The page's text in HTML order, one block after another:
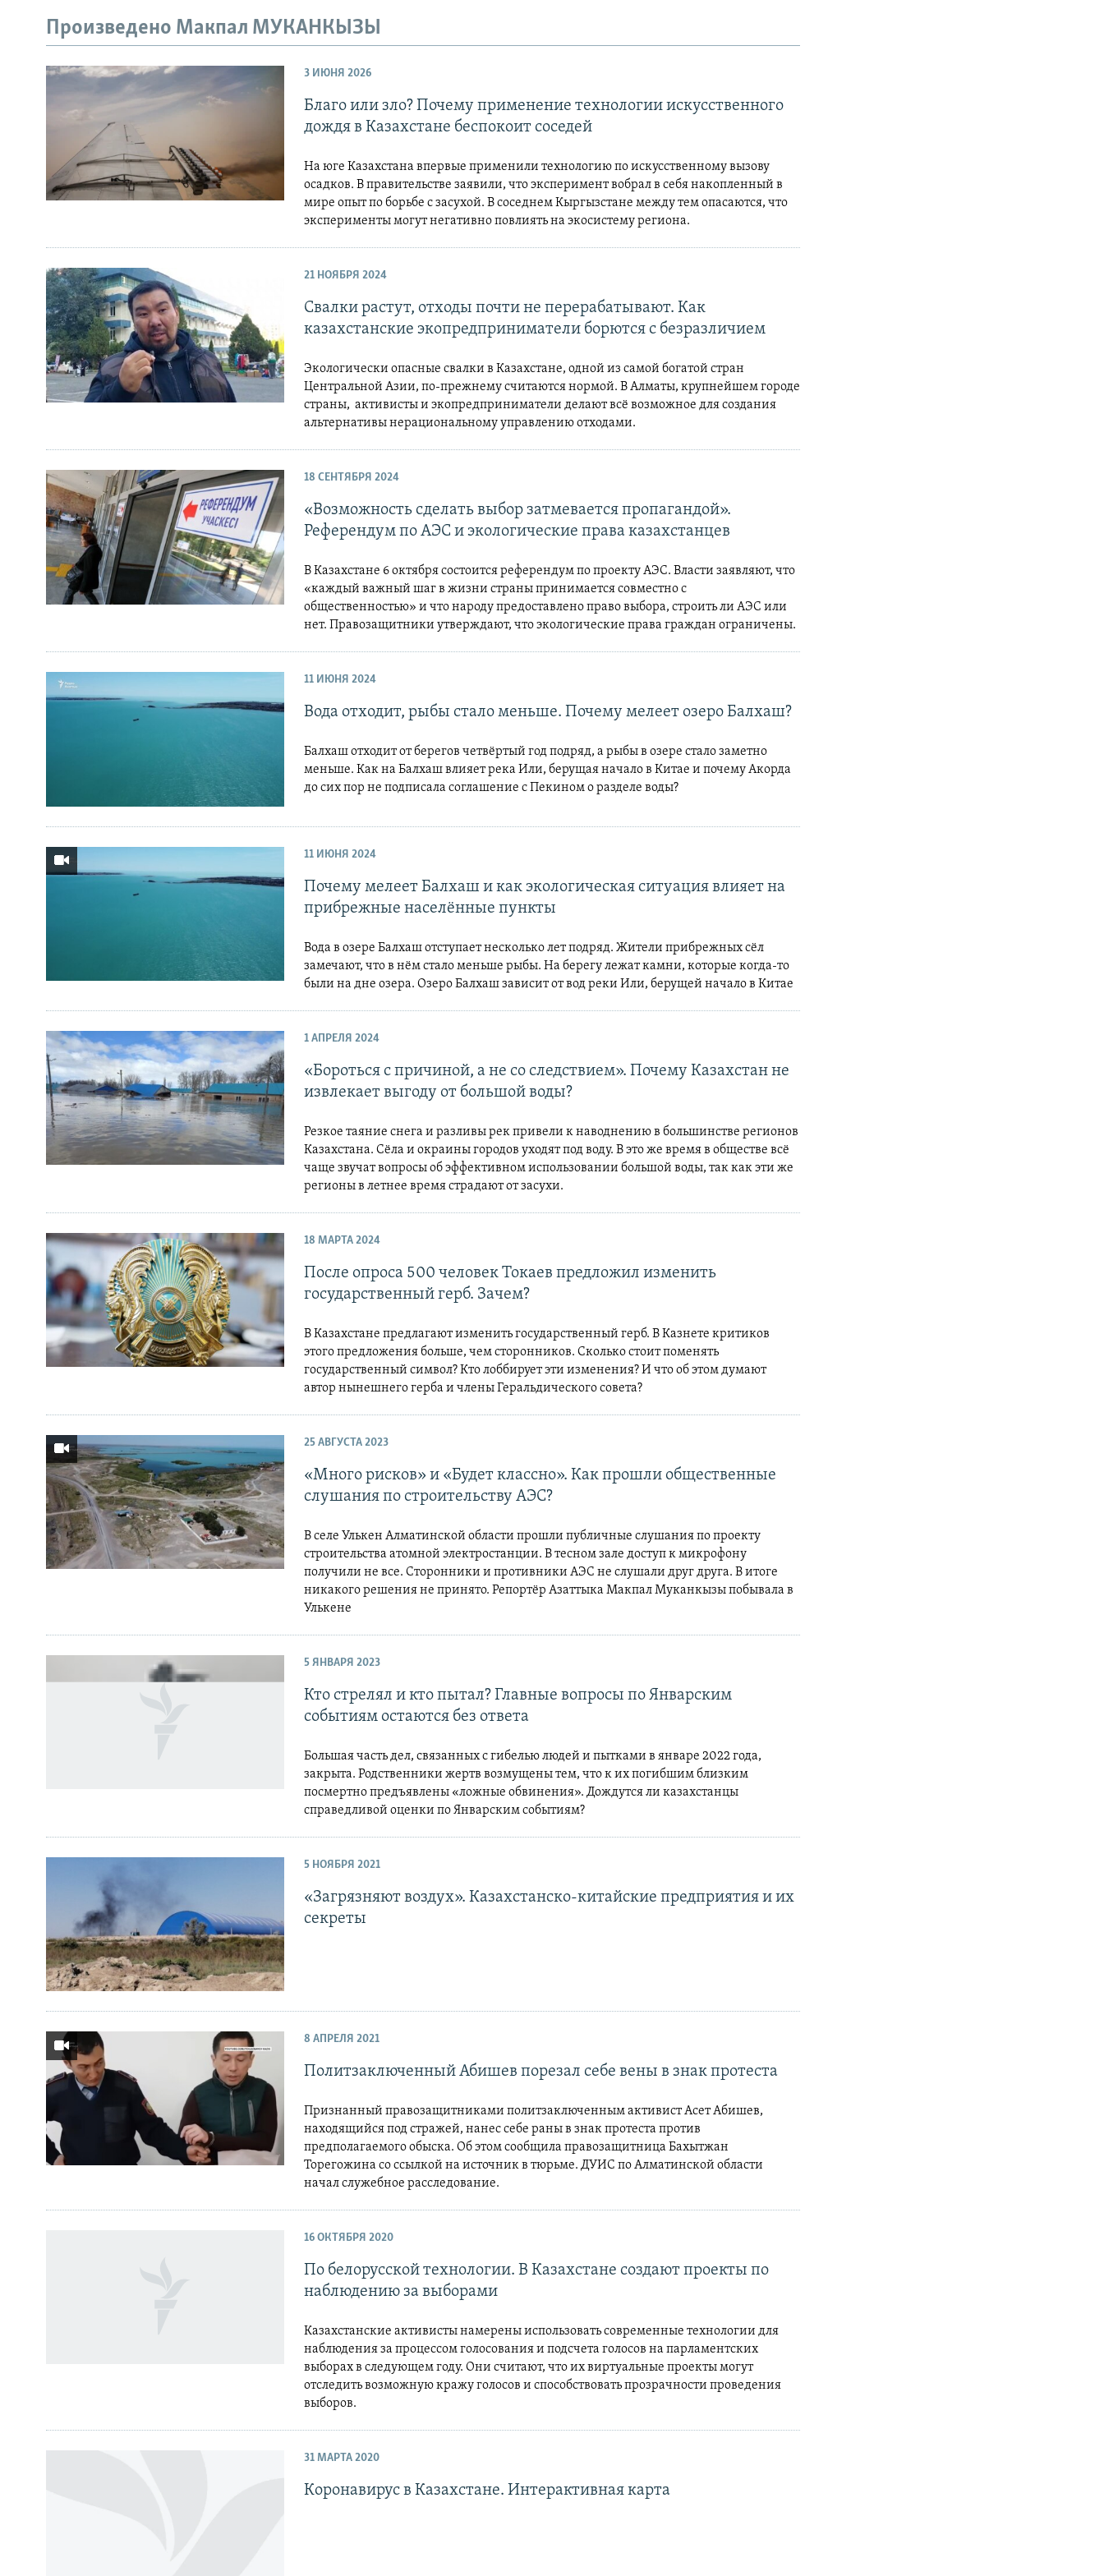
Произведено Макпал МУКАНКЫЗЫ
3 ИЮНЯ 2026
Благо или зло? Почему применение технологии искусственного
дождя в Казахстане беспокоит соседей
На юге Казахстана впервые применили технологию по искусственному вызову
осадков. В правительстве заявили, что эксперимент вобрал в себя накопленный в
мире опыт по борьбе с засухой. В соседнем Кыргызстане между тем опасаются, что
эксперименты могут негативно повлиять на экосистему региона.
21 НОЯБРЯ 2024
Свалки растут, отходы почти не перерабатывают. Как
казахстанские экопредприниматели борются с безразличием
Экологически опасные свалки в Казахстане, одной из самой богатой стран
Центральной Азии, по-прежнему считаются нормой. В Алматы, крупнейшем городе
страны, активисты и экопредприниматели делают всё возможное для создания
альтернативы нерациональному управлению отходами.
18 СЕНТЯБРЯ 2024
«Возможность сделать выбор затмевается пропагандой».
Референдум по АЭС и экологические права казахстанцев
В Казахстане 6 октября состоится референдум по проекту АЭС. Власти заявляют, что
«каждый важный шаг в жизни страны принимается совместно с
общественностью» и что народу предоставлено право выбора, строить ли АЭС или
нет. Правозащитники утверждают, что экологические права граждан ограничены.
11 ИЮНЯ 2024
Вода отходит, рыбы стало меньше. Почему мелеет озеро Балхаш?
Балхаш отходит от берегов четвёртый год подряд, а рыбы в озере стало заметно
меньше. Как на Балхаш влияет река Или, берущая начало в Китае и почему Акорда
до сих пор не подписала соглашение с Пекином о разделе воды?
11 ИЮНЯ 2024
Почему мелеет Балхаш и как экологическая ситуация влияет на
прибрежные населённые пункты
Вода в озере Балхаш отступает несколько лет подряд. Жители прибрежных сёл
замечают, что в нём стало меньше рыбы. На берегу лежат камни, которые когда-то
были на дне озера. Озеро Балхаш зависит от вод реки Или, берущей начало в Китае
1 АПРЕЛЯ 2024
«Бороться с причиной, а не со следствием». Почему Казахстан не
извлекает выгоду от большой воды?
Резкое таяние снега и разливы рек привели к наводнению в большинстве регионов
Казахстана. Сёла и окраины городов уходят под воду. В это же время в обществе всё
чаще звучат вопросы об эффективном использовании большой воды, так как эти же
регионы в летнее время страдают от засухи.
18 МАРТА 2024
После опроса 500 человек Токаев предложил изменить
государственный герб. Зачем?
В Казахстане предлагают изменить государственный герб. В Казнете критиков
этого предложения больше, чем сторонников. Сколько стоит поменять
государственный символ? Кто лоббирует эти изменения? И что об этом думают
автор нынешнего герба и члены Геральдического совета?
25 АВГУСТА 2023
«Много рисков» и «Будет классно». Как прошли общественные
слушания по строительству АЭС?
В селе Улькен Алматинской области прошли публичные слушания по проекту
строительства атомной электростанции. В тесном зале доступ к микрофону
получили не все. Сторонники и противники АЭС не слушали друг друга. В итоге
никакого решения не принято. Репортёр Азаттыка Макпал Муканкызы побывала в
Улькене
5 ЯНВАРЯ 2023
Кто стрелял и кто пытал? Главные вопросы по Январским
событиям остаются без ответа
Большая часть дел, связанных с гибелью людей и пытками в январе 2022 года,
закрыта. Родственники жертв возмущены тем, что к их погибшим близким
посмертно предъявлены «ложные обвинения». Дождутся ли казахстанцы
справедливой оценки по Январским событиям?
5 НОЯБРЯ 2021
«Загрязняют воздух». Казахстанско-китайские предприятия и их
секреты
8 АПРЕЛЯ 2021
Политзаключенный Абишев порезал себе вены в знак протеста
Признанный правозащитниками политзаключенным активист Асет Абишев,
находящийся под стражей, нанес себе раны в знак протеста против
предполагаемого обыска. Об этом сообщила правозащитница Бахытжан
Торегожина со ссылкой на источник в тюрьме. ДУИС по Алматинской области
начал служебное расследование.
16 ОКТЯБРЯ 2020
По белорусской технологии. В Казахстане создают проекты по
наблюдению за выборами
Казахстанские активисты намерены использовать современные технологии для
наблюдения за процессом голосования и подсчета голосов на парламентских
выборах в следующем году. Они считают, что их виртуальные проекты могут
отследить возможную кражу голосов и способствовать прозрачности проведения
выборов.
31 МАРТА 2020
Коронавирус в Казахстане. Интерактивная карта